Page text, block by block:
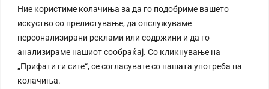
Ние користиме колачиња за да го подобриме вашето
искуство со прелистување, да опслужуваме
персонализирани реклами или содржини и да го
анализираме нашиот сообраќај. Со кликнување на
„Прифати ги сите“, се согласувате со нашата употреба на
колачиња.